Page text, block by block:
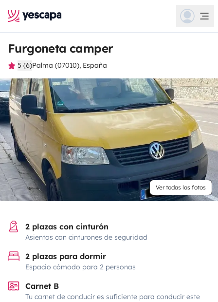
Furgoneta camper
5 (6)Palma (07010), España
Ver todas las fotos
2 plazas con cinturón
Asientos con cinturones de seguridad
2 plazas para dormir
Espacio cómodo para 2 personas
Carnet B
Tu carnet de conducir es suficiente para conducir este